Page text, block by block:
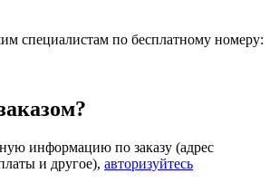
специалистам по бесплатному номеру:
информацию по заказу (адрес
и другое), авторизуйтесь